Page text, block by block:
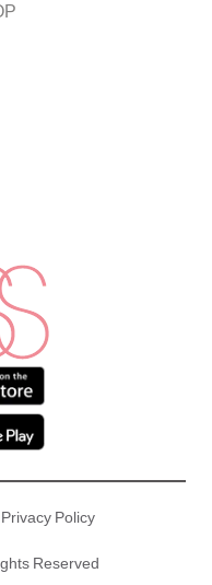
Privacy Policy
Reserved